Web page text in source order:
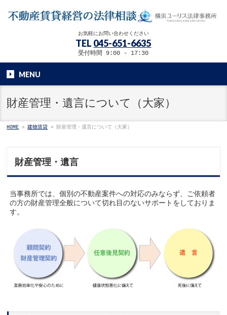
お気軽にお問い合わせください
TEL 045-651-6635
受付時間 9:00 - 17:30
MENU
財産管理・遺言について（大家）
HOME » 建物賃貸 » 財産管理・遺言について（大家）
財産管理・遺言
当事務所では、個別の不動産案件への対応のみならず、ご依頼者
の方の財産管理全般について切れ目のないサポートをしておりま
す。